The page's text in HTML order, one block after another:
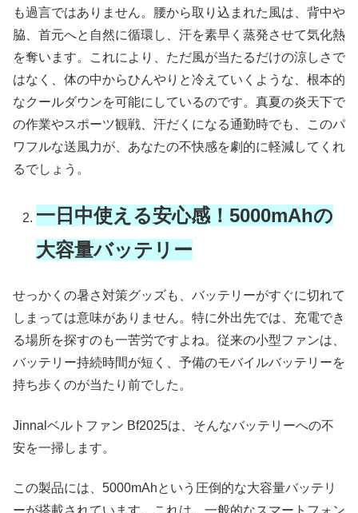
も過言ではありません。腰から取り込まれた風は、背中や
脇、首元へと自然に循環し、汗を素早く蒸発させて気化熱
を奪います。これにより、ただ風が当たるだけの涼しさで
はなく、体の中からひんやりと冷えていくような、根本的
なクールダウンを可能にしているのです。真夏の炎天下で
の作業やスポーツ観戦、汗だくになる通勤時でも、このパ
ワフルな送風力が、あなたの不快感を劇的に軽減してくれ
るでしょう。
一日中使える安心感！5000mAhの
大容量バッテリー
せっかくの暑さ対策グッズも、バッテリーがすぐに切れて
しまっては意味がありません。特に外出先では、充電でき
る場所を探すのも一苦労ですよね。従来の小型ファンは、
バッテリー持続時間が短く、予備のモバイルバッテリーを
持ち歩くのが当たり前でした。
Jinnalベルトファン Bf2025は、そんなバッテリーへの不
安を一掃します。
この製品には、5000mAhという圧倒的な大容量バッテリ
ーが搭載されています。これは、一般的なスマートフォン